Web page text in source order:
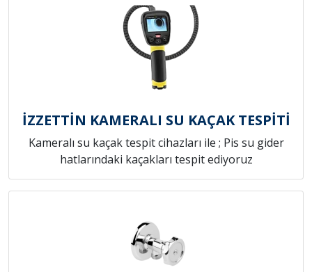
İZZETTİN KAMERALI SU KAÇAK TESPİTİ
Kameralı su kaçak tespit cihazları ile ; Pis su gider
hatlarındaki kaçakları tespit ediyoruz